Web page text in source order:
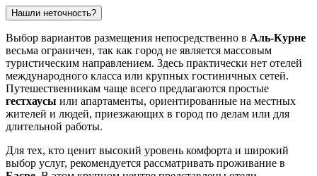
Нашли неточность?
Выбор вариантов размещения непосредственно в Аль-Курне
весьма ограничен, так как город не является массовым
туристическим направлением. Здесь практически нет отелей
международного класса или крупных гостиничных сетей.
Путешественникам чаще всего предлагаются простые
гестхаусы или апартаменты, ориентированные на местных
жителей и людей, приезжающих в город по делам или для
длительной работы.
Для тех, кто ценит высокий уровень комфорта и широкий
выбор услуг, рекомендуется рассматривать проживание в